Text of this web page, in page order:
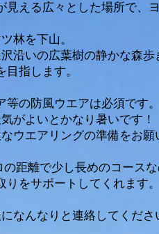
える広々とした場所で、ヨ
林を下山。
沿いの広葉樹の静かな森歩
指します。
の防風ウエアは必須です。
がよいとかなり暑いです！
ウエアリングの準備をお願
距離で少し長めのコース
をサポートしてくれます。
なんなりと連絡してくださ